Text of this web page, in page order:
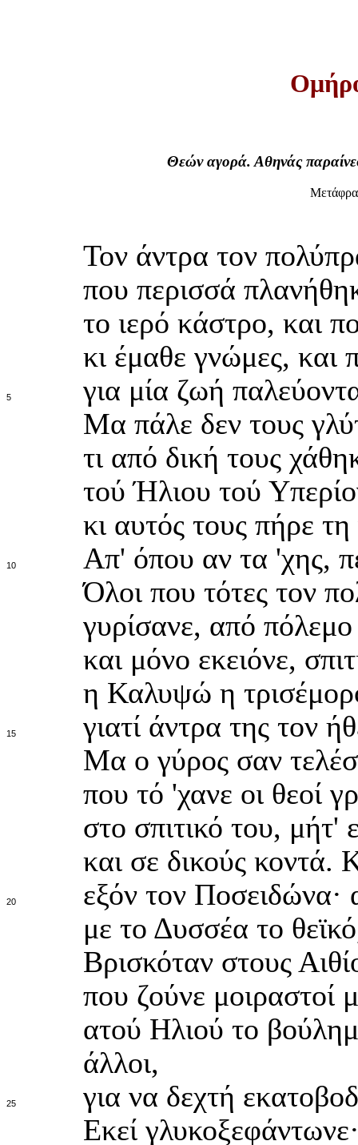
Θεών αγορά. Αθηνάς
Τον άντρα τον
που περισσά
το ιερό κάστρο, και
κι έμαθε γνώμες, και
5
για μία ζωή
Μα πάλε δεν τους
τι από δική τους
τού Ήλιου τού
κι αυτός τους πήρε
10
Απ' όπου αν τα 'χης,
Όλοι που τότες τον
γυρίσανε, από
και μόνο εκειόνε,
η Καλυψώ η
15
γιατί άντρα της τον
Μα ο γύρος σαν
που τό 'χανε οι θεοί
στο σπιτικό του, μήτ'
και σε δικούς κοντά.
20
εξόν τον Ποσειδώνα·
με το Δυσσέα το
Βρισκόταν στους
που ζούνε μοιραστοί
ατού Ηλιού το
άλλοι,
25
για να δεχτή
Εκεί